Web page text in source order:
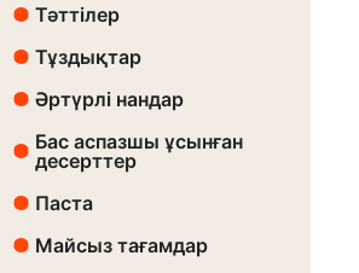
Тәттілер
Тұздықтар
Әртүрлі нандар
Бас аспазшы ұсынған
десерттер
Паста
Майсыз тағамдар